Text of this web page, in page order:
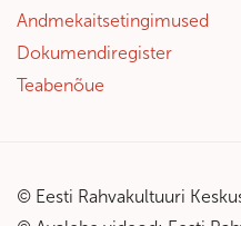
Andmekaitsetingimused
Dokumendiregister
Teabenõue
© Eesti Rahvakultuuri